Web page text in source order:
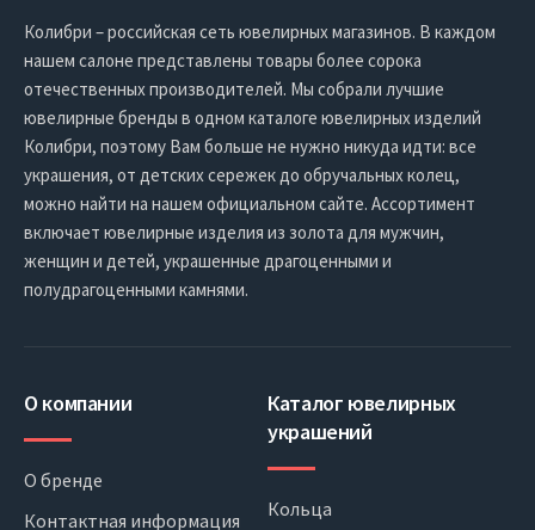
Колибри – российская сеть ювелирных магазинов. В каждом
нашем салоне представлены товары более сорока
отечественных производителей. Мы собрали лучшие
ювелирные бренды в одном каталоге ювелирных изделий
Колибри, поэтому Вам больше не нужно никуда идти: все
украшения, от детских сережек до обручальных колец,
можно найти на нашем официальном сайте. Ассортимент
включает ювелирные изделия из золота для мужчин,
женщин и детей, украшенные драгоценными и
полудрагоценными камнями.
О компании
О бренде
Контактная информация
Каталог ювелирных
украшений
Кольца